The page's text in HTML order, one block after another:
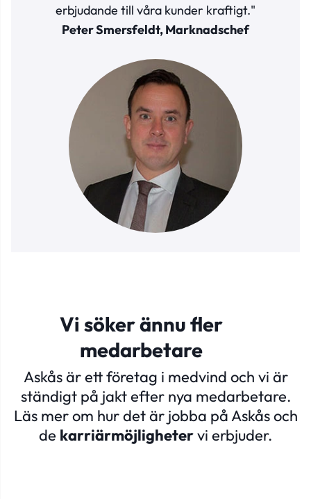
erbjudande till våra kunder kraftigt."
Peter Smersfeldt, Marknadschef
Vi söker ännu fler
medarbetare
Askås är ett företag i medvind och vi är
ständigt på jakt efter nya medarbetare.
Läs mer om hur det är jobba på Askås och
de karriärmöjlighetervi erbjuder.